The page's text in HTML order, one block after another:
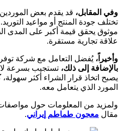
وفي المقابل، قد يقدم بعض
تختلف جودة المنتج أو مواعيد التوريد.
موثوق يحقق قيمة أكبر على المدى
علاقة تجارية مستقرة.
وأخيراً، يُفضل التعامل مع شركة
بالإضافة إلى ذلك، تستجيب بسرعة
يصبح اتخاذ قرار الشراء أكثر سهولة،
المورد الذي يتعامل معه.
ولمزيد من المعلومات حول مواصفات
مقال معجون طماطم إيراني.